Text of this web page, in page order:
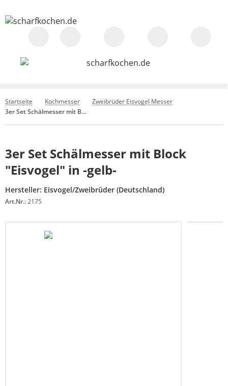
Startseite Kochmesser
Zweibrüder Eisvogel Messer
3er Set Schälmesser mit Block "Eisvogel" in -gelb-
3er Set Schälmesser mit Block
"Eisvogel" in -gelb-
Hersteller: Eisvogel/Zweibrüder (Deutschland)
Art.Nr.:2175